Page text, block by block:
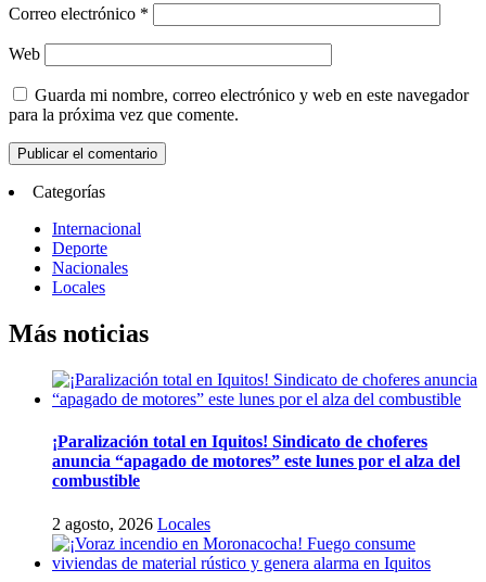
Correo electrónico *
Web
Guarda mi nombre, correo electrónico y web en este navegador
para la próxima vez que comente.
Categorías
Internacional
Deporte
Nacionales
Locales
Más noticias
¡Paralización total en Iquitos! Sindicato de choferes
anuncia “apagado de motores” este lunes por el alza del
combustible
2 agosto, 2026 Locales